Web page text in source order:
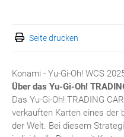
Seite drucken
Konami - Yu-Gi-Oh! WCS
Über das Yu-Gi-Oh!
Das Yu-Gi-Oh! TRADING
verkauften Karten eines der
der Welt. Bei diesem